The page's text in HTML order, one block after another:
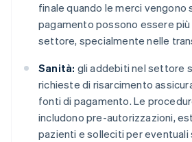
finale quando le merci vengono
pagamento possono essere più
settore, specialmente nelle
Sanità: gli addebiti nel settore
richieste di risarcimento
fonti di pagamento. Le
includono pre-autorizzazioni,
pazienti e solleciti per eventuali